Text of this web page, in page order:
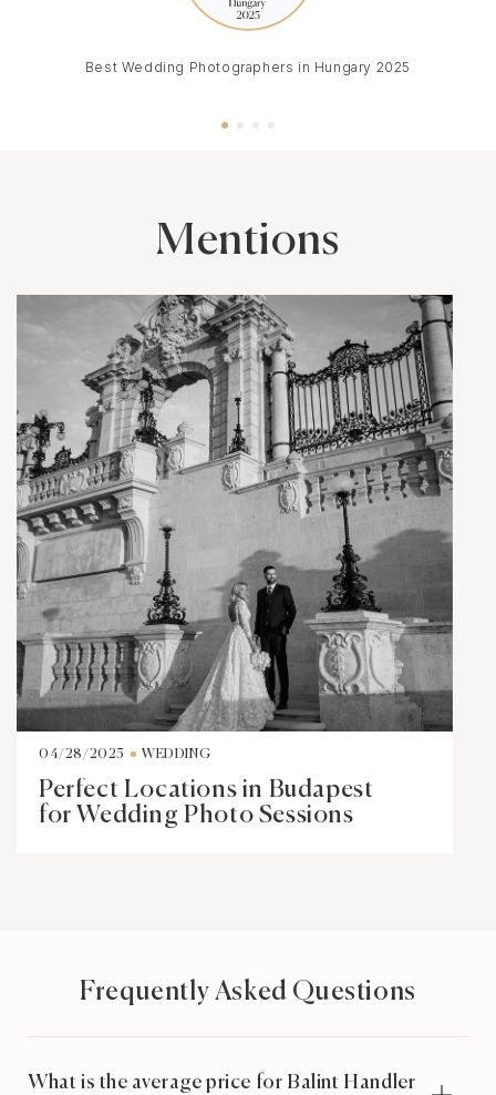
Best Wedding Photographers in Hungary 2025
Mentions
04/28/2025 WEDDING
Perfect Locations in Budapest
for Wedding Photo Sessions
Frequently Asked Questions
What is the average price for Balint Handler